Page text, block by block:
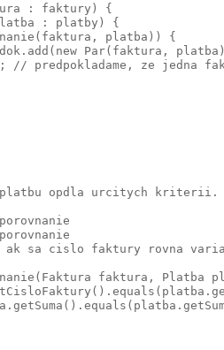
: faktury) {
: platby) {
platba)) {
Par(faktura,
// predpokladame, ze jedna
opdla urcitych kriterii.
ak sa cislo faktury rovna
faktura, Platba